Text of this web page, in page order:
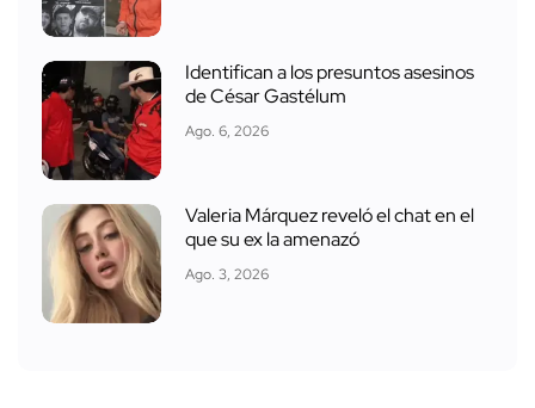
Identifican a los presuntos asesinos
de César Gastélum
Ago. 6, 2026
Valeria Márquez reveló el chat en el
que su ex la amenazó
Ago. 3, 2026